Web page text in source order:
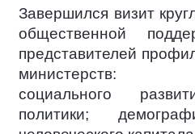
Завершился визит
общественной
представителей
министерств:
социального
политики;